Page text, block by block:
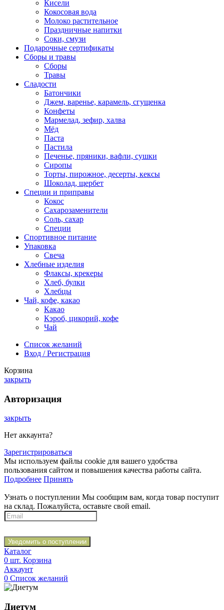
Кисели
Кокосовая вода
Молоко растительное
Праздничные напитки
Соки, смузи
Подарочные сертификаты
Сборы и травы
Сборы
Травы
Сладости
Батончики
Джем, варенье, карамель, сгущенка
Конфеты
Мармелад, зефир, халва
Мёд
Паста
Пастила
Печенье, пряники, вафли, сушки
Сиропы
Торты, пирожное, десерты, кексы
Шоколад, щербет
Специи и приправы
Кокос
Сахарозаменители
Соль, сахар
Специи
Спортивное питание
Упаковка
Свеча
Хлебные изделия
Флаксы, крекеры
Хлеб, булки
Хлебцы
Чай, кофе, какао
Какао
Кэроб, цикорий, кофе
Чай
Список желаний
Вход / Регистрация
Корзина
закрыть
Авторизация
закрыть
Нет аккаунта?
Зарегистрироваться
Мы используем файлы cookie для вашего удобства
пользования сайтом и повышения качества работы сайта.
Подробнее Принять
Узнать о поступлении Мы сообщим вам, когда товар поступит
на склад. Пожалуйста, оставьте свой email.
Уведомить о поступлении
Каталог
0 шт. Корзина
Аккаунт
0 Список желаний
Диетум